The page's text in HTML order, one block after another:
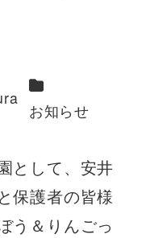
カテゴリー
お知らせ
として、安井
保護者の皆様
う＆りんごっ